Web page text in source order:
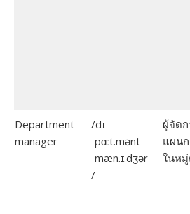
Department
manager
/dɪ
ˈpɑːt.mənt
ˈmæn.ɪ.dʒər
/
ผู้จัดก
แผน
ในหมู่